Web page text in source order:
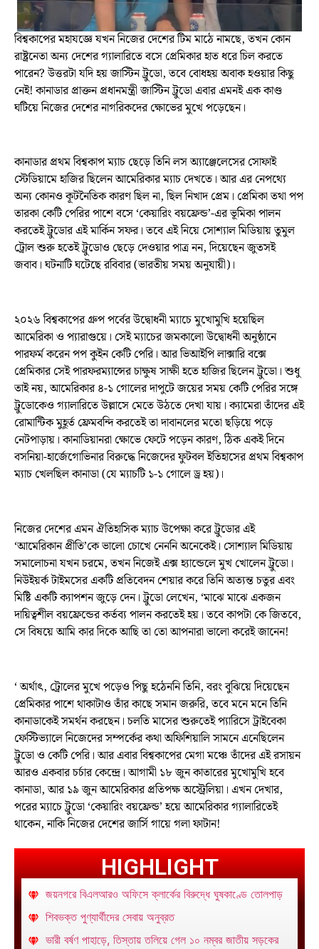
বিশ্বকাপের মহাযজ্ঞে যখন নিজের দেশের টিম মাঠে নামছে, তখন কোন
রাষ্ট্রনেতা অন্য দেশের গ্যালারিতে বসে প্রেমিকার হাত ধরে চিল করতে
পারেন? উত্তরটা যদি হয় জাস্টিন ট্রুডো, তবে বোধহয় অবাক হওয়ার কিছু
নেই! কানাডার প্রাক্তন প্রধানমন্ত্রী জাস্টিন ট্রুডো এবার এমনই এক কাণ্ড
ঘটিয়ে নিজের দেশের নাগরিকদের ক্ষোভের মুখে পড়েছেন।
কানাডার প্রথম বিশ্বকাপ ম্যাচ ছেড়ে তিনি লস অ্যাঞ্জেলেসের সোফাই
স্টেডিয়ামে হাজির ছিলেন আমেরিকার ম্যাচ দেখতে। আর এর নেপথ্যে
অন্য কোনও কূটনৈতিক কারণ ছিল না, ছিল নিখাদ প্রেম। প্রেমিকা তথা পপ
তারকা কেটি পেরির পাশে বসে ‘কেয়ারিং বয়ফ্রেন্ড’-এর ভূমিকা পালন
করতেই ট্রুডোর এই মার্কিন সফর। তবে এই নিয়ে সোশ্যাল মিডিয়ায় তুমুল
ট্রোল শুরু হতেই ট্রুডোও ছেড়ে দেওয়ার পাত্র নন, দিয়েছেন জুতসই
জবাব। ঘটনাটি ঘটেছে রবিবার (ভারতীয় সময় অনুযায়ী)।
২০২৬ বিশ্বকাপের গ্রুপ পর্বের উদ্বোধনী ম্যাচে মুখোমুখি হয়েছিল
আমেরিকা ও প্যারাগুয়ে। সেই ম্যাচের জমকালো উদ্বোধনী অনুষ্ঠানে
পারফর্ম করেন পপ কুইন কেটি পেরি। আর ভিআইপি লাক্সারি বক্সে
প্রেমিকার সেই পারফরম্যান্সের চাক্ষুষ সাক্ষী হতে হাজির ছিলেন ট্রুডো। শুধু
তাই নয়, আমেরিকার ৪-১ গোলের দাপুটে জয়ের সময় কেটি পেরির সঙ্গে
ট্রুডোকেও গ্যালারিতে উল্লাসে মেতে উঠতে দেখা যায়। ক্যামেরা তাঁদের এই
রোমান্টিক মুহূর্ত ফ্রেমবন্দি করতেই তা দাবানলের মতো ছড়িয়ে পড়ে
নেটপাড়ায়। কানাডিয়ানরা ক্ষোভে ফেটে পড়েন কারণ, ঠিক একই দিনে
বসনিয়া-হার্জেগোভিনার বিরুদ্ধে নিজেদের ফুটবল ইতিহাসের প্রথম বিশ্বকাপ
ম্যাচ খেলছিল কানাডা (যে ম্যাচটি ১-১ গোলে ড্র হয়)।
নিজের দেশের এমন ঐতিহাসিক ম্যাচ উপেক্ষা করে ট্রুডোর এই
‘আমেরিকান প্রীতি’কে ভালো চোখে নেননি অনেকেই। সোশ্যাল মিডিয়ায়
সমালোচনা যখন চরমে, তখন নিজেই এক্স হ্যান্ডেলে মুখ খোলেন ট্রুডো।
নিউইয়র্ক টাইমসের একটি প্রতিবেদন শেয়ার করে তিনি অত্যন্ত চতুর এবং
মিষ্টি একটি ক্যাপশন জুড়ে দেন। ট্রুডো লেখেন, ‘মাঝে মাঝে একজন
দায়িত্বশীল বয়ফ্রেন্ডের কর্তব্য পালন করতেই হয়। তবে কাপটা কে জিতবে,
সে বিষয়ে আমি কার দিকে আছি তা তো আপনারা ভালো করেই জানেন!
‘ অর্থাৎ, ট্রোলের মুখে পড়েও পিছু হঠেননি তিনি, বরং বুঝিয়ে দিয়েছেন
প্রেমিকার পাশে থাকাটাও তাঁর কাছে সমান জরুরি, তবে মনে মনে তিনি
কানাডাকেই সমর্থন করছেন। চলতি মাসের শুরুতেই প্যারিসে ট্রাইবেকা
ফেস্টিভ্যালে নিজেদের সম্পর্কের কথা অফিশিয়ালি সামনে এনেছিলেন
ট্রুডো ও কেটি পেরি। আর এবার বিশ্বকাপের মেগা মঞ্চে তাঁদের এই রসায়ন
আরও একবার চর্চার কেন্দ্রে। আগামী ১৮ জুন কাতারের মুখোমুখি হবে
কানাডা, আর ১৯ জুন আমেরিকার প্রতিপক্ষ অস্ট্রেলিয়া। এখন দেখার,
পরের ম্যাচে ট্রুডো ‘কেয়ারিং বয়ফ্রেন্ড’ হয়ে আমেরিকার গ্যালারিতেই
থাকেন, নাকি নিজের দেশের জার্সি গায়ে গলা ফাটান!
HIGHLIGHT
জয়নগরে বিএলআরও অফিসে ক্লার্কের বিরুদ্ধে ঘুষকাণ্ডে তোলপাড়
শিবভক্ত পুণ্যার্থীদের সেবায় অনুব্রত
ভারী বর্ষণ পাহাড়ে, তিস্তায় তলিয়ে গেল ১০ নম্বর জাতীয় সড়কের